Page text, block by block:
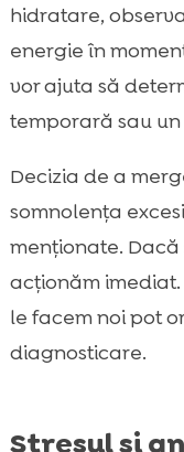
hidratare,
energie în
vor ajuta să
temporară sau
Decizia de a
somnolența
menționate.
acționăm
le facem noi pot
diagnosticare.
Stresul și